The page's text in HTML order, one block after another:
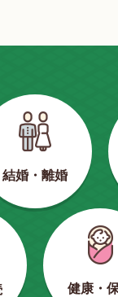
結婚・離婚
健康・